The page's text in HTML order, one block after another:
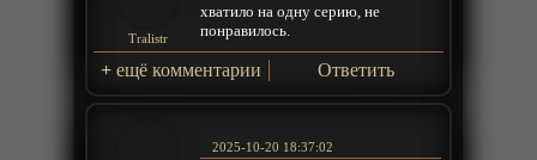
Tralistr
хватило на одну серию, не
понравилось.
+ ещё комментарии Ответить
2025-10-20 18:37:02